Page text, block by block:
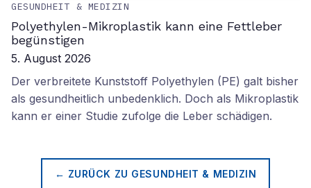
GESUNDHEIT & MEDIZIN
Polyethylen-Mikroplastik kann eine Fettleber
begünstigen
5. August 2026
Der verbreitete Kunststoff Polyethylen (PE) galt bisher
als gesundheitlich unbedenklich. Doch als Mikroplastik
kann er einer Studie zufolge die Leber schädigen.
← ZURÜCK ZU GESUNDHEIT & MEDIZIN